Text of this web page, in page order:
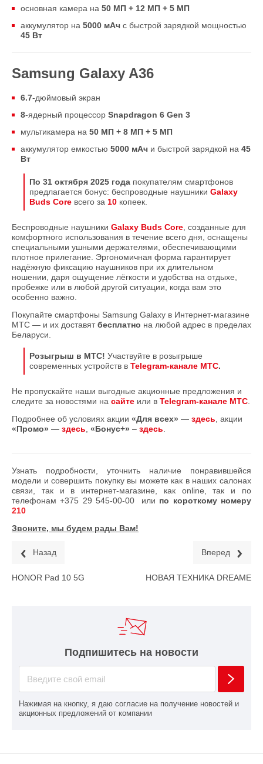
основная камера на 50 МП + 12 МП + 5 МП
аккумулятор на 5000 мАч с быстрой зарядкой мощностью
45 Вт
Samsung Galaxy A36
6.7-дюймовый экран
8-ядерный процессор Snapdragon 6 Gen 3
мультикамера на 50 МП + 8 МП + 5 МП
аккумулятор емкостью 5000 мАч и быстрой зарядкой на 45
Вт
По 31 октября 2025 года покупателям смартфонов
предлагается бонус: беспроводные наушники Galaxy
Buds Core всего за 10 копеек.
Беспроводные наушники Galaxy Buds Core , созданные для
комфортного использования в течение всего дня, оснащены
специальными ушными держателями, обеспечивающими
плотное прилегание. Эргономичная форма гарантирует
надёжную фиксацию наушников при их длительном
ношении, даря ощущение лёгкости и удобства на отдыхе,
пробежке или в любой другой ситуации, когда вам это
особенно важно.
Покупайте смартфоны Samsung Galaxy в Интернет-магазине
МТС — и их доставятбесплатно на любой адрес в пределах
Беларуси.
Розыгрыш в МТС! Участвуйте в розыгрыше
современных устройств в Telegram-канале МТС.
Не пропускайте наши выгодные акционные предложения и
следите за новостями на сайте или в Telegram-канале МТС
Подробнее об условиях акции «Для всех» — здесь , акции
«Промо» — здесь «Бонус+» – здесь
Узнать подробности, уточнить наличие понравившейся
модели и совершить покупку вы можете как в наших салонах
связи, так и в интернет-магазине, как online, так и по
телефонам+375 29 545-00-00 или по короткому номеру
210
Звоните, мы будем рады Вам!
Назад
HONOR Pad 10 5G
Вперед
НОВАЯ ТЕХНИКА DREAME
Подпишитесь на новости
Нажимая на кнопку, я даю согласие на получение новостей и
акционных предложений от компании